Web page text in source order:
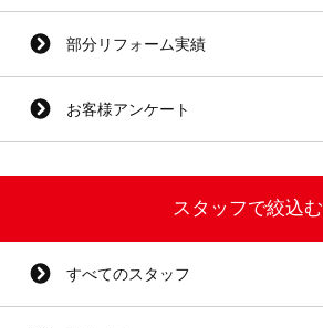
部分リフォーム実績
お客様アンケート
スタッフで絞込む
すべてのスタッフ